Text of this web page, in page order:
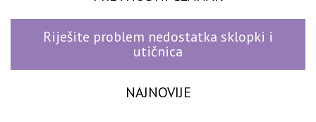
Riješite problem nedostatka sklopki i
utičnica
NAJNOVIJE